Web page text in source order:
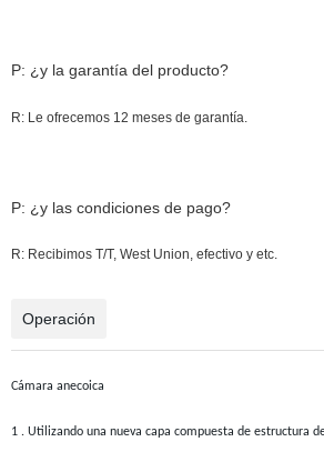
P: ¿y la garantía del producto?
R: Le ofrecemos 12 meses de garantía.
P: ¿y las condiciones de pago?
R: Recibimos T/T, West Union, efectivo y etc.
Operación
Cámara anecoica
1 . Utilizando una nueva capa compuesta de estructura